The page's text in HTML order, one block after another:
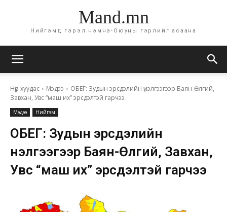
Mand.mn
Нийгэмд гэрэл нэмнэ-Оюуны гэрлийг асаана
Нүүр хуудас Мэдээ
ОБЕГ: Зудын эрсдэлийн үнэлгээгээр Баян-Өлгий,
Завхан, Увс “маш их” эрсдэлтэй гарчээ
Мэдээ Нийгэм
ОБЕГ: Зудын эрсдэлийн
үнэлгээгээр Баян-Өлгий, Завхан,
Увс “маш их” эрсдэлтэй гарчээ